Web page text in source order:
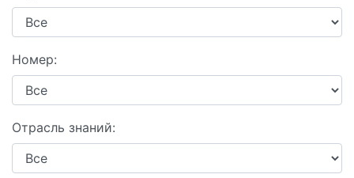
Номер:
Отрасль знаний: